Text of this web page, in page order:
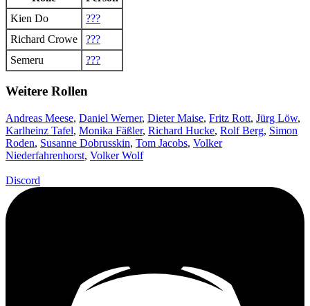
Kien Do
???
Richard Crowe
???
Semeru
???
Weitere Rollen
Andreas Meese, Daniel Werner, Dieter Maise, Fritz Rott, Jürg Löw,
Karlheinz Tafel, Monika Fäßler, Richard Hucke, Rolf Berg, Simon
Roden, Susanne Dobrusskin, Tom Jacobs, Volker
Niederfahrenhorst, Volker Wolf
Discord